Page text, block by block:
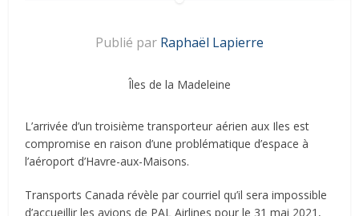
Publié par Raphaël Lapierre
Îles de la Madeleine
L’arrivée d’un troisième transporteur aérien aux Iles est
compromise en raison d’une problématique d’espace à
l’aéroport d’Havre-aux-Maisons.
Transports Canada révèle par courriel qu’il sera impossible
d’accueillir les avions de PAL Airlines pour le 31 mai 2021,